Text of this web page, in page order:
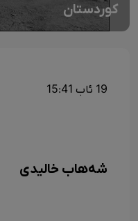
کوردستان
19 ئاب 15:41
شەهاب خالیدی